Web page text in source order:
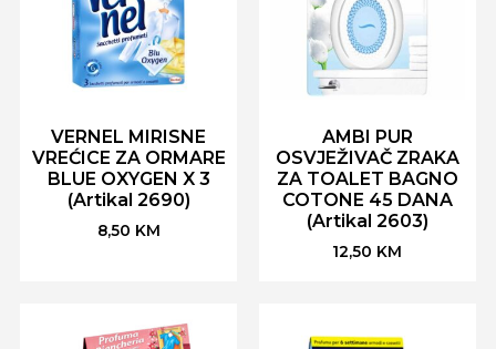
VERNEL MIRISNE
VREĆICE ZA ORMARE
BLUE OXYGEN X 3
(Artikal 2690)
8,50 KM
AMBI PUR
OSVJEŽIVAČ ZRAKA
ZA TOALET BAGNO
COTONE 45 DANA
(Artikal 2603)
12,50 KM